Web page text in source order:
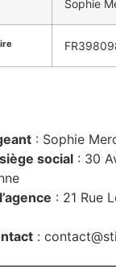
Sophie
: Sophie
social : 30
: 21 Rue
: